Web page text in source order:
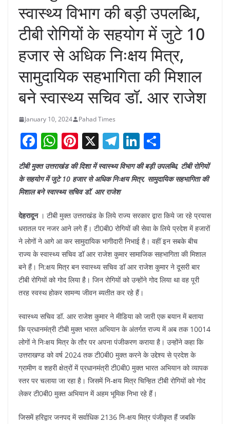
स्वास्थ्य विभाग की बड़ी उपलब्धि,
टीबी रोगियों के सहयोग में जुटे 10
हजार से अधिक निःक्षय मित्र,
सामुदायिक सहभागिता की मिशाल
बने स्वास्थ्य सचिव डॉ. आर राजेश
January 10, 2024 Pahad Times
F
c
e
o
o
k
W
h
at
s
p
p
Pi
nt
er
e
st
X T
el
e
gr
m
Li
n
k
e
n
ar
टीबी मुक्त उत्तराखंड की दिशा में स्वास्थ्य विभाग की बड़ी उपलब्धि, टीबी रोगियों
के सहयोग में जुटे 10 हजार से अधिक निःक्षय मित्र, सामुदायिक सहभागिता की
मिशाल बने स्वास्थ्य सचिव डॉ. आर राजेश
देहरादून। टीबी मुक्त उत्तराखंड के लिये राज्य सरकार द्वारा किये जा रहे प्रयास
धरातल पर नजर आने लगे हैं। टी0बी0 रोगियों की सेवा के लिये प्रदेश में हजारों
ने लोगों ने आगे आ कर सामुदायिक भागीदारी निभाई है। वहीं इन सबके बीच
राज्य के स्वास्थ्य सचिव डॉ आर राजेश कुमार सामाजिक सहभागिता की मिशाल
बने हैं। नि:क्षय मित्र बन स्वास्थ्य सचिव डॉ आर राजेश कुमार ने दूसरी बार
टीबी रोगियों को गोद लिया है। जिन रोगियों को उन्होंने गोद लिया था वह पूरी
तरह स्वस्थ होकर सामन्य जीवन ब्यतीत कर रहे हैं।
स्वास्थ्य सचिव डॉ. आर राजेश कुमार ने मीडिया को जारी एक बयान में बताया
कि प्रधानमंत्री टीबी मुक्त भारत अभियान के अंतर्गत राज्य में अब तक 10014
लोगों ने निःक्षय मित्र के तौर पर अपना पंजीकरण कराया है। उन्होंने कहा कि
उत्तराखण्ड को वर्ष 2024 तक टी0बी0 मुक्त करने के उद्देश्य से प्रदेश के
ग्रामीण व शहरी क्षेत्रों में प्रधानमंत्री टी0बी0 मुक्त भारत अभियान को व्यापक
स्तर पर चलाया जा रहा है। जिसमें नि-क्षय मित्र चिन्हित टीबी रोगियों को गोद
लेकर टी0बी0 मुक्त अभियान में अहम भूमिक निभा रहे हैं।
जिसमें हरिद्वार जनपद में सर्वाधिक 2136 नि-क्षय मित्र पंजीकृत हैं जबकि